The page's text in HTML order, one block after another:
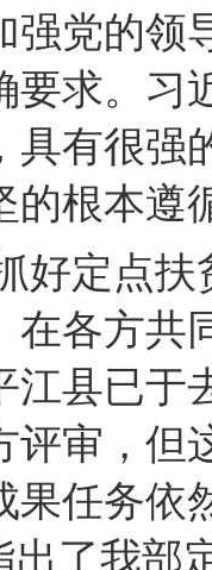
强党的领
要求。习
具有很强
的根本遵
好定点扶
在各方共
江县已于
评审，但
果任务依
出了我部